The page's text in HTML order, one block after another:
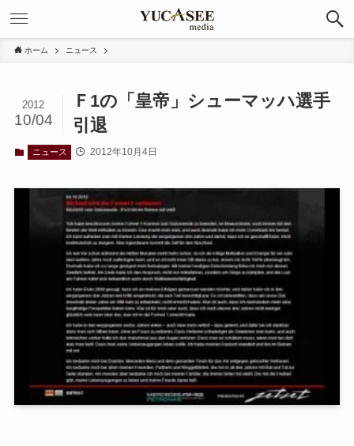
ホーム ニュース
Ｆ1の「皇帝」シューマッハ選手
引退
2012
10/04
ニュース 2012年10月4日